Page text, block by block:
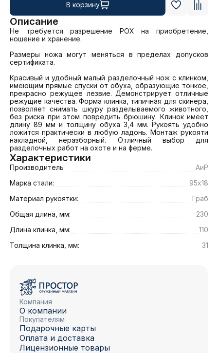
В корзину
Описание
Не требуется разрешение РОХ на приобретение,
ношение и хранение.
Размеры ножа могут меняться в пределах допусков
сертификата.
Красивый и удобный малый разделочный нож с клинком,
имеющим прямые спуски от обуха, образующие тонкое,
прекрасно режущее лезвие. Демонстрирует отличные
режущие качества. Форма клинка, типичная для скинера,
позволяет снимать шкуру разделываемого животного,
без риска при этом повредить брюшину. Клинок имеет
длину 89 мм и толщину обуха 3,4 мм. Рукоять удобно
ложится практически в любую ладонь. Монтаж рукояти
накладной, неразборный. Отличный выбор для
разделочных работ на охоте и на ферме.
Характеристики
Производитель
АиР
Марка стали:
95х18
Материал рукоятки:
Граб
Общая длина, мм:
230
Длина клинка, мм:
110
Толщина клинка, мм:
31
Компания
О компании
Покупателям
Подарочные карты
Оплата и доставка
Лицензионные товары